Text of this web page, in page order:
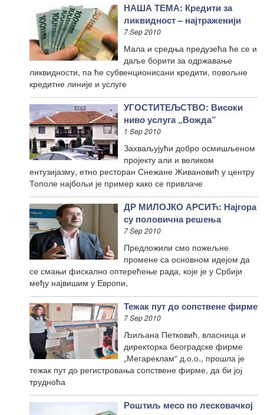
НАША ТЕМА: Кредити за
ликвидност – најтраженији
7 Sep 2010
Мала и средња предузећа ће се и
даље борити за одржавање
ликвидности, па ће субвенционисани кредити, повољне
кредитне линије и услуге
УГОСТИТЕЉСТВО: Високи
ниво услуга „Вожда”
1 Sep 2010
Захваљујући добро осмишљеном
пројекту али и великом
ентузијазму, етно ресторан Снежане Живановић у центру
Тополе најбољи је пример како се привлаче
ДР МИЛОЈКО АРСИЋ: Најгора
су половична решења
7 Sep 2010
Предложили смо пожељне
промене са основном идејом да
се смањи фискално оптерећење рада, које је у Србији
међу највишим у Европи,
Тежак пут до сопствене фирме
7 Sep 2010
Љиљана Петковић, власница и
директорка београдске фирме
„Мегареклам“ д.о.о., прошла је
тежак пут до регистровања сопствене фирме, да би јој
трудноћа
Роштиљ месо по лесковачкој